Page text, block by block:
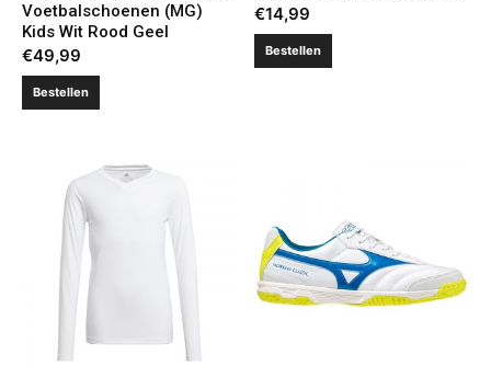
Voetbalschoenen (MG)
Kids Wit Rood Geel
€49,99
Bestellen
€14,99
Bestellen